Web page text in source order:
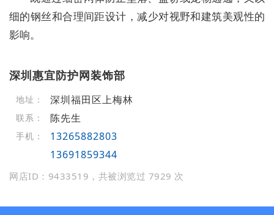
细的钢丝和合理间距设计，减少对视野和建筑美观性的
影响。
深圳惠宜防护网装饰部
地址： 深圳福田区上梅林
联系： 陈先生
手机：
13265882803
13691859344
网店ID：9433519，共被浏览过 7929 次